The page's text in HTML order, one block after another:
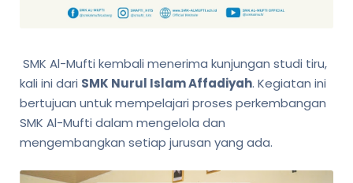
SMK Al-Mufti kembali menerima kunjungan studi tiru,
kali ini dari SMK Nurul Islam Affadiyah. Kegiatan ini
bertujuan untuk mempelajari proses perkembangan
SMK Al-Mufti dalam mengelola dan
mengembangkan setiap jurusan yang ada.